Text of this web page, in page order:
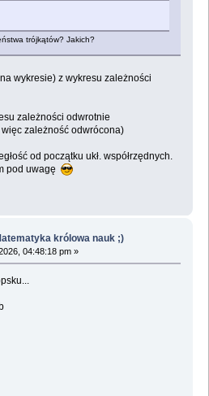
trójkątów? Jakich?
wykresie) z wykresu zależności
zależności odwrotnie
zależność odwrócona)
od początku ukł. współrzędnych.
pod uwagę
królowa nauk ;)
04:48:18 pm »